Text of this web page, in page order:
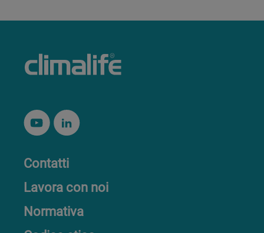
Contatti
Lavora con noi
Normativa